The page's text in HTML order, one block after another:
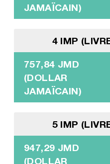
JAMAÏCAIN)
4 IMP
757,84 JMD
(DOLLAR
JAMAÏCAIN)
5 IMP
947,29 JMD
(DOLLAR